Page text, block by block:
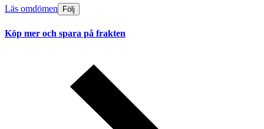
Läs omdömen Följ
Köp mer och spara på frakten